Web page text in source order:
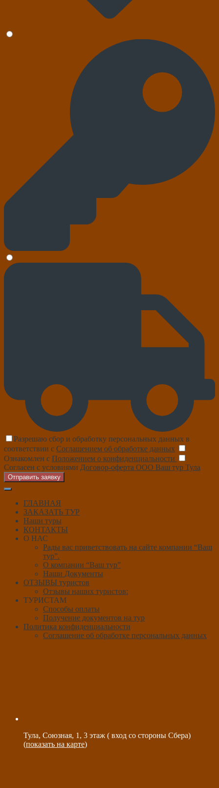
Разрешаю сбор и обработку персональных данных в
соответствии с Соглашением об обработке данных
Ознакомлен с Положением о конфиденциальности
Согласен с условиями Договор-оферта ООО Ваш тур Тула
Отправить заявку
ГЛАВНАЯ
ЗАКАЗАТЬ ТУР
Наши туры
КОНТАКТЫ
О НАС
Рады вас приветствовать на сайте компании “Ваш
тур”.
О компании “Ваш тур”
Наши Документы
ОТЗЫВЫ туристов
Отзывы наших туристов:
ТУРИСТАМ
Способы оплаты
Получение документов на тур
Политика конфиденциальности
Соглашение об обработке персональных данных
Тула, Союзная, 1, 3 этаж ( вход со стороны Сбера)
(показать на карте)